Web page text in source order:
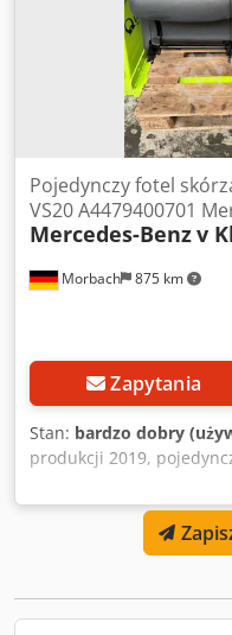
Morbach 875 km
Pojedynczy fotel
VS20 A4479400701
Mercedes-Benzv
Zapytania
Stan: bardzo dobry
produkcji 2019,